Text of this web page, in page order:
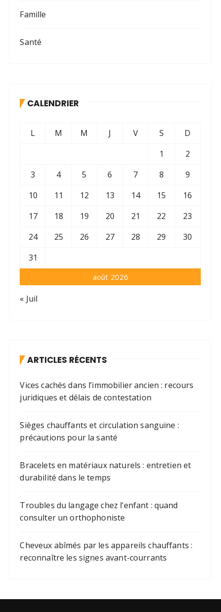
Famille
Santé
CALENDRIER
août 2026
L M M J V S
D
1
2
3
4 5 6 7 8
9
10
11 12 13 14 15
16
17
18 19 20 21 22
23
24
25 26 27 28 29
30
31
« Juil
ARTICLES RÉCENTS
Vices cachés dans l’immobilier ancien : recours
juridiques et délais de contestation
Sièges chauffants et circulation sanguine :
précautions pour la santé
Bracelets en matériaux naturels : entretien et
durabilité dans le temps
Troubles du langage chez l’enfant : quand
consulter un orthophoniste
Cheveux abîmés par les appareils chauffants :
reconnaître les signes avant-courrants